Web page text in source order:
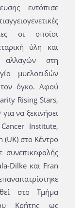
εντόπισε
οι οποίοι
ύλη και
αλλαγών στη
μυελοειδών
τον όγκο. Αφού
Rising Stars,
να ξεκινήσει
Institute,
στο Κέντρο
συνεπικεφαλής
Dilke και Fran
στο Τμήμα
Κρήτης ως